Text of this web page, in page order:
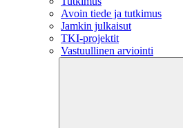
Avoin tiede ja tutkimus
Jamkin julkaisut
TKI-projektit
Vastuullinen arviointi